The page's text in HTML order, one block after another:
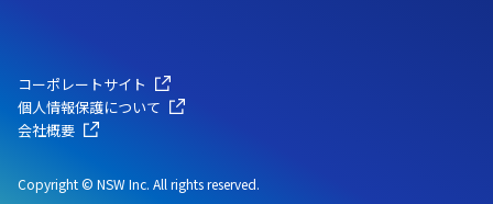
コーポレートサイト
個人情報保護について
会社概要
Copyright © NSW Inc. All rights reserved.